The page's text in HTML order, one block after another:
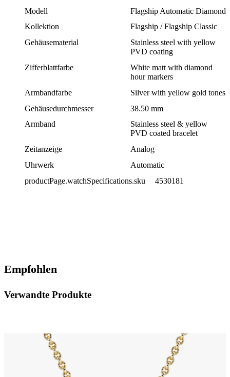
Modell
Flagship Automatic Diamond
Kollektion
Flagship / Flagship Classic
Gehäusematerial
Stainless steel with yellow
PVD coating
Zifferblattfarbe
White matt with diamond
hour markers
Armbandfarbe
Silver with yellow gold tones
Gehäusedurchmesser
38.50 mm
Armband
Stainless steel & yellow
PVD coated bracelet
Zeitanzeige
Analog
Uhrwerk
Automatic
productPage.watchSpecifications.sku
4530181
Empfohlen
Verwandte Produkte